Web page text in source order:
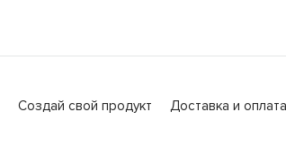
Создай свой продукт
Доставка и оплата